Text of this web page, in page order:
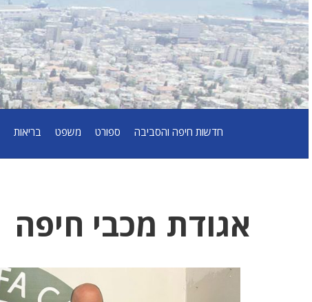
חדשות חיפה והסביבה ספורט משפט בריאות
אגודת מכבי חיפה